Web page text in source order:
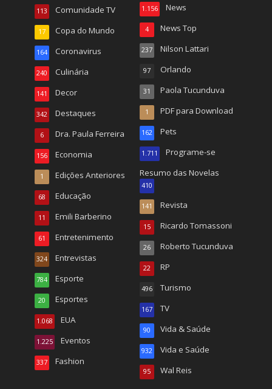
Comunidade TV
113
Copa do Mundo
17
Coronavirus
164
Culinária
240
Decor
141
Destaques
342
Dra. Paula Ferreira
6
Economia
156
Edições Anteriores
1
Educação
68
Emili Barberino
11
Entretenimento
61
Entrevistas
324
Esporte
784
Esportes
20
EUA
1.068
Eventos
1.225
Fashion
337
News
1.156
News Top
4
Nilson Lattari
237
Orlando
97
Paola Tucunduva
31
PDF para Download
1
Pets
162
Programe-se
1.711
Resumo das Novelas
410
Revista
141
Ricardo Tomassoni
15
Roberto Tucunduva
26
RP
22
Turismo
496
TV
167
Vida & Saúde
90
Vida e Saúde
932
Wal Reis
95